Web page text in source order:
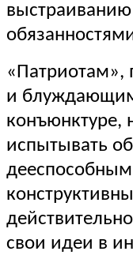
и
конъюнктуре,
испытывать
свои идеи в